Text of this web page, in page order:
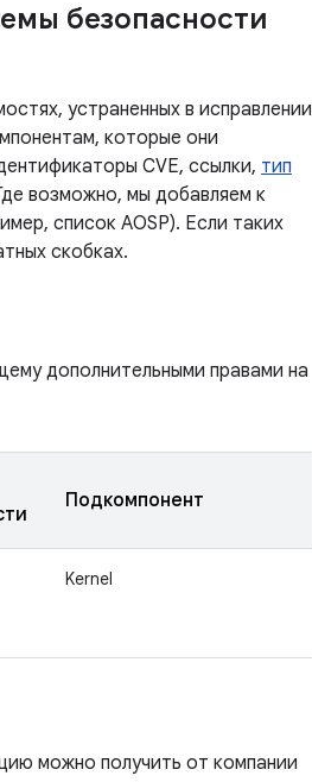
безопасности
устраненных в исправлении
которые они
CVE, ссылки, тип
возможно, мы добавляем к
список AOSP). Если таких
скобках.
дополнительными правами на
Подкомпонент
Kernel
можно получить от компании